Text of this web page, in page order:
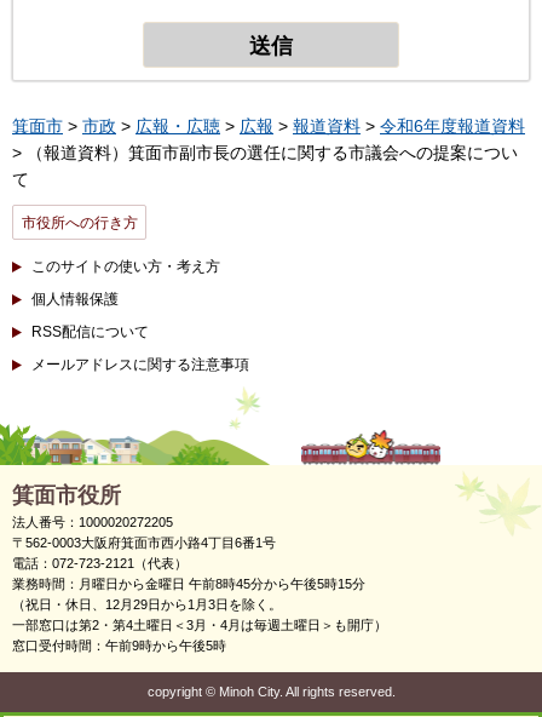
箕面市 > 市政 > 広報・広聴 > 広報 > 報道資料 > 令和6年度報道資料
> （報道資料）箕面市副市長の選任に関する市議会への提案につい
て
市役所への行き方
このサイトの使い方・考え方
個人情報保護
RSS配信について
メールアドレスに関する注意事項
箕面市役所
法人番号：1000020272205
〒562-0003大阪府箕面市西小路4丁目6番1号
電話：072-723-2121（代表）
業務時間：月曜日から金曜日 午前8時45分から午後5時15分
（祝日・休日、12月29日から1月3日を除く。
一部窓口は第2・第4土曜日＜3月・4月は毎週土曜日＞も開庁）
窓口受付時間：午前9時から午後5時
copyright ©Minoh City. All rights reserved.